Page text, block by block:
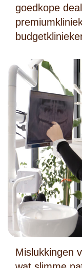
goedkope
Mislukkingen